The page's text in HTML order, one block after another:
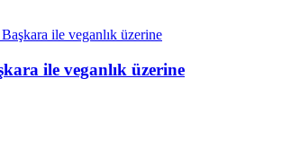
ile veganlık üzerine
ile veganlık üzerine